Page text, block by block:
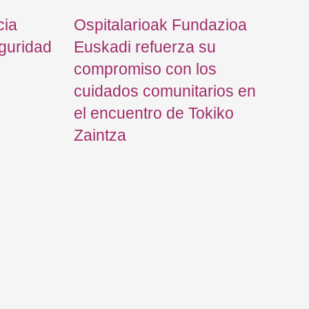
Ospitalarioak Fundazioa
Euskadi refuerza su
compromiso con los
cuidados comunitarios en
el encuentro de Tokiko
Zaintza